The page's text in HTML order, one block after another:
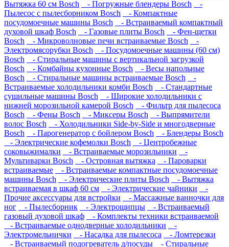
Вытяжка 60 см Bosch
- Погружные блендеры Bosch
-
Пылесос с пылесборником Bosch
- Компактные
посудомоечные машины Bosch
- Встраиваемый компактный
духовой шкаф Bosch
- Газовые плиты Bosch
- Фен-щетки
Bosch
- Микроволновые печи встраиваемые Bosch
-
Электромясорубки Bosch
- Посудомоечные машины (60 см)
Bosch
- Стиральные машины с вертикальной загрузкой
Bosch
- Комбайны кухонные Bosch
- Весы напольные
Bosch
- Стиральные машины встраиваемые Bosch
-
Встраиваемые холодильники комби Bosch
- Стандартные
сушильные машины Bosch
- Широкие холодильники с
нижней морозильной камерой Bosch
- Фильтр для пылесоса
Bosch
- Фены Bosch - Миксеры Bosch
- Выпрямители
волос Bosch
- Холодильники Side-by-Side и многодверные
Bosch
- Парогенератор с бойлером Bosch
- Блендеры Bosch
- Электрические кофемолки Bosch
- Центробежные
соковыжималки
- Встраиваемые морозильники
-
Мультиварки Bosch
- Островная вытяжка
- Пароварки
встраиваемые
- Встраиваемые компактные посудомоечные
машины Bosch
- Электрические плиты Bosch
- Вытяжка
встраиваемая в шкаф 60 см
- Электрические чайники
-
Прочие аксессуары для встройки
- Массажные ванночки для
ног
- Пылесборник - Электрощипцы
- Встраиваемый
газовый духовой шкаф
- Комплекты техники встраиваемой
- Встраиваемые однодверные холодильники
-
Электромельнички
- Насадка для пылесоса
- Ломтерезки
- Встраиваемый подогреватель д/посуды
- Стиральные